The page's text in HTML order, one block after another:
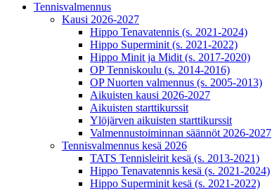
Tennisvalmennus
Kausi 2026-2027
Hippo Tenavatennis (s. 2021-2024)
Hippo Superminit (s. 2021-2022)
Hippo Minit ja Midit (s. 2017-2020)
OP Tenniskoulu (s. 2014-2016)
OP Nuorten valmennus (s. 2005-2013)
Aikuisten kausi 2026-2027
Aikuisten starttikurssit
Ylöjärven aikuisten starttikurssit
Valmennustoiminnan säännöt 2026-2027
Tennisvalmennus kesä 2026
TATS Tennisleirit kesä (s. 2013-2021)
Hippo Tenavatennis kesä (s. 2021-2024)
Hippo Superminit kesä (s. 2021-2022)